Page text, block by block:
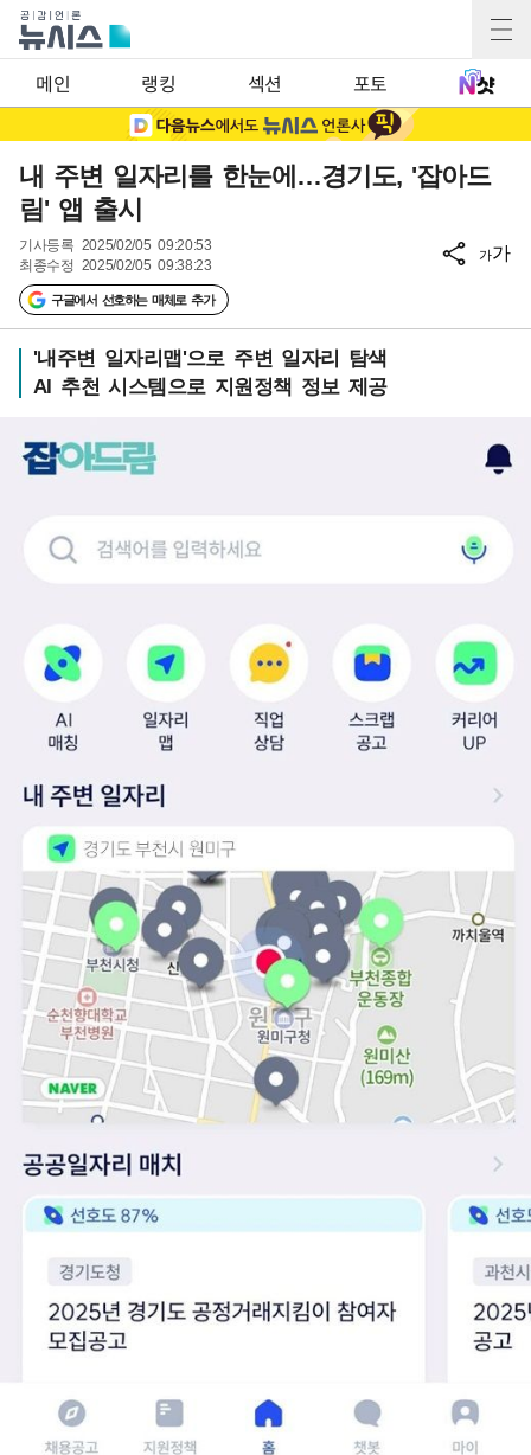
메인 랭킹 섹션 포토
내 주변 일자리를 한눈에…경기도, '잡아드
림' 앱 출시
기사등록 2025/02/05 09:20:53
최종수정 2025/02/05 09:38:23
구글에서 선호하는 매체로 추가
가가
'내주변 일자리맵'으로 주변 일자리 탐색
AI 추천 시스템으로 지원정책 정보 제공